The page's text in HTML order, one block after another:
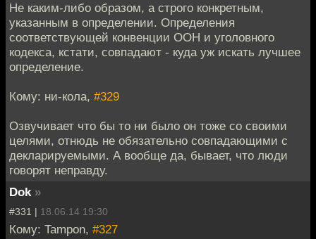
Не каким-либо образом, а строго конкретным,
указанным в определении. Определения
соответствующей конвенции ООН и уголовного
кодекса, кстати, совпадают - куда уж искать лучшее
определение.
Кому: ни-кола, #329
Озвучивает что бы то ни было он тоже со своими
целями, отнюдь не обязательно совпадающими с
декларируемыми. А вообще да, бывает, что люди
говорят неправду.
Dok »
#331 | 18.06.14 19:30
Кому: Tampon, #327